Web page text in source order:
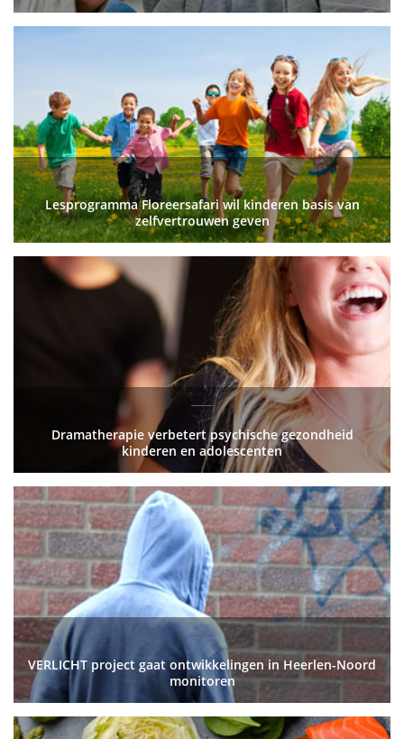
Lesprogramma Floreersafari wil kinderen basis van
zelfvertrouwen geven
Dramatherapie verbetert psychische gezondheid
kinderen en adolescenten
VERLICHT project gaat ontwikkelingen in Heerlen-Noord
monitoren